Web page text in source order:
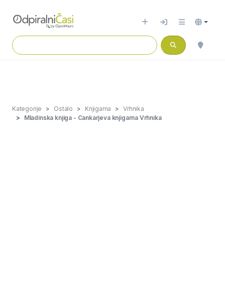
Kategorije Ostalo Knjigarna
Vrhnika
Mladinska knjiga - Cankarjeva knjigarna Vrhnika